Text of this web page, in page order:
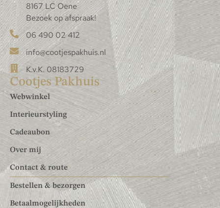
8167 LC Oene
Bezoek op afspraak!
06 490 02 412
info@cootjespakhuis.nl
K.v.K. 08183729
Cootjes Pakhuis
Webwinkel
Interieurstyling
Cadeaubon
Over mij
Contact & route
Bestellen & bezorgen
Betaalmogelijkheden